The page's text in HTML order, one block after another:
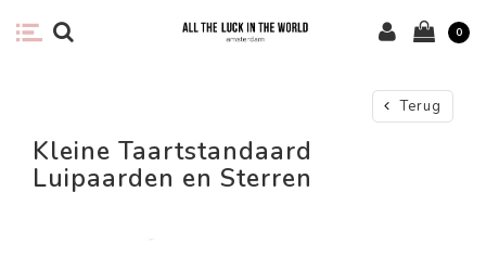
0
Terug
Kleine Taartstandaard
Luipaarden en Sterren